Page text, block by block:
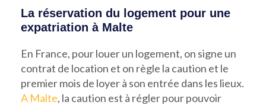
La réservation du logement pour une
expatriation à Malte
En France, pour louer un logement, on signe un
contrat de location et on règle la caution et le
premier mois de loyer à son entrée dans les lieux.
A Malte, la caution est à régler pour pouvoir